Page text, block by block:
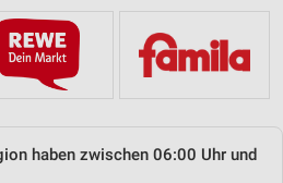
haben zwischen 06:00 Uhr und